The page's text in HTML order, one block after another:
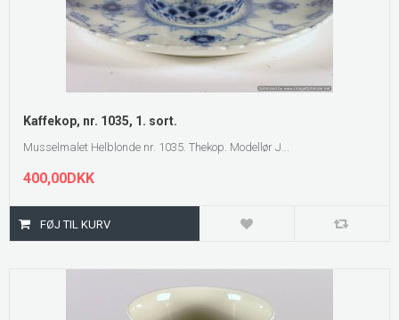
Kaffekop, nr. 1035, 1. sort.
Musselmalet Helblonde nr. 1035. Thekop. Modellør J...
400,00DKK